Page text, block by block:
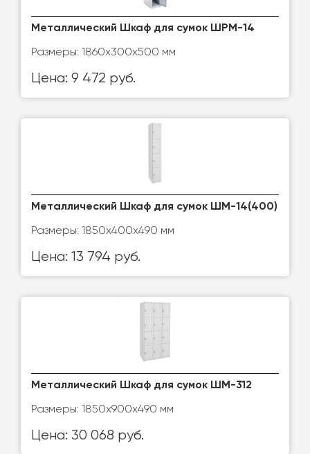
Металлический Шкаф для сумок ШРМ-14
Размеры: 1860х300х500 мм
Цена: 9 472 руб.
Металлический Шкаф для сумок ШМ-14(400)
Размеры: 1850х400х490 мм
Цена: 13 794 руб.
Металлический Шкаф для сумок ШМ-312
Размеры: 1850х900х490 мм
Цена: 30 068 руб.